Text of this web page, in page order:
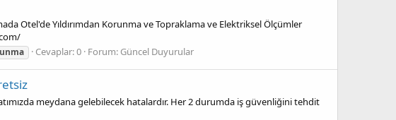
Otel'de Yıldırımdan Korunma ve Topraklama ve Elektriksel Ölçümler
Cevaplar: 0 Forum: Güncel Duyurular
meydana gelebilecek hatalardır. Her 2 durumda iş güvenliğini tehdit